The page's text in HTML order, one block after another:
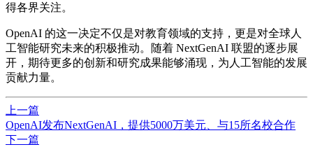
得各界关注。
OpenAI 的这一决定不仅是对教育领域的支持，更是对全球人
工智能研究未来的积极推动。随着 NextGenAI 联盟的逐步展
开，期待更多的创新和研究成果能够涌现，为人工智能的发展
贡献力量。
上一篇
OpenAI发布NextGenAI，提供5000万美元、与15所名校合作
下一篇